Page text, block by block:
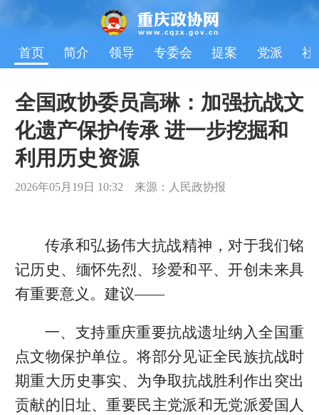
首页 简介 领导 专委会 提案 党派 社
全国政协委员高琳：加强抗战文
化遗产保护传承 进一步挖掘和
利用历史资源
2026年05月19日 10:32 来源：人民政协报
传承和弘扬伟大抗战精神，对于我们铭
记历史、缅怀先烈、珍爱和平、开创未来具
有重要意义。建议——
一、支持重庆重要抗战遗址纳入全国重
点文物保护单位。将部分见证全民族抗战时
期重大历史事实、为争取抗战胜利作出突出
贡献的旧址、重要民主党派和无党派爱国人